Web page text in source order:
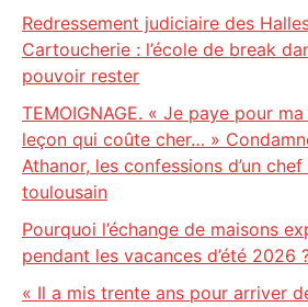
Redressement judiciaire des
Cartoucherie : l’école de break
pouvoir rester
TEMOIGNAGE. « Je paye pour
leçon qui coûte cher… »
Athanor, les confessions d’un chef
toulousain
Pourquoi l’échange de maisons
pendant les vacances d’été 2026
« Il a mis trente ans pour arriver